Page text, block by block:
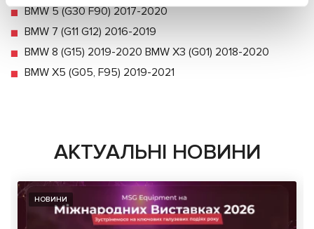
BMW 5 (G30 F90) 2017-2020
BMW 7 (G11 G12) 2016-2019
BMW 8 (G15) 2019-2020 BMW X3 (G01) 2018-2020
BMW X5 (G05, F95) 2019-2021
АКТУАЛЬНІ НОВИНИ
НОВИНИ